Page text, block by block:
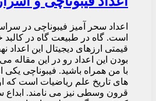
اعداد سحر آمیز فیبوناچی در
است. گاه در طبیعت گاه در کالبد
قیمتی ارزهای دیجیتال این اعداد
بودن این اعداد رو در این مقاله
با من همراه باشید. فیبوناچی
های تاریخ علم ریاضیات است که
قرون وسطی نیز می نامند. ابداع